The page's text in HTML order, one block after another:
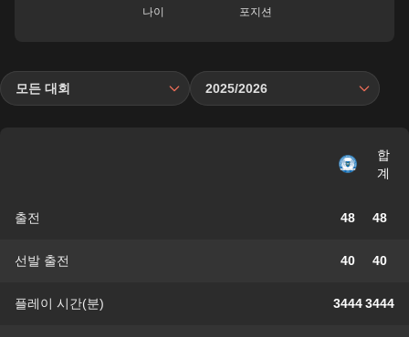
나이 포지션
모든 대회 2025/2026
합
계
출전 48 48
선발 출전 40 40
플레이 시간(분) 34443444